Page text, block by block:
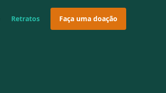
Retratos Faça uma doação